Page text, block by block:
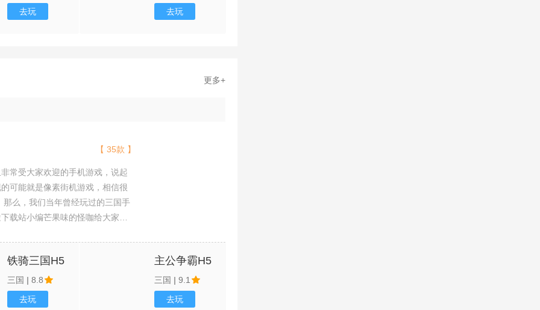
去玩
去玩
更多+
常受大家欢迎的手机游戏，说起
可能就是像素街机游戏，相信很
么，我们当年曾经玩过的三国手
载站小编芒果味的怪咖给大家搜
【 35款 】
铁骑三国H5
三国 | 8.8
去玩
主公争霸H5
三国 | 9.1
去玩